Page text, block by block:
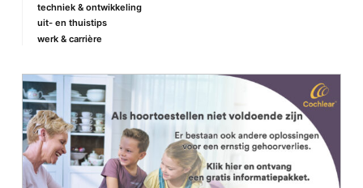
techniek & ontwikkeling
uit- en thuistips
werk & carrière